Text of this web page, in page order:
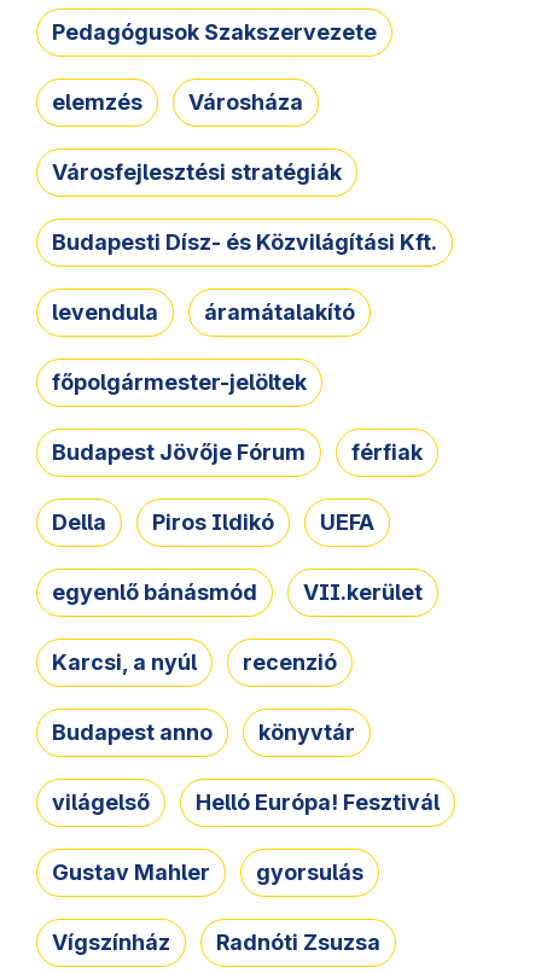
Pedagógusok Szakszervezete
elemzés Városháza
Városfejlesztési stratégiák
Budapesti Dísz- és Közvilágítási Kft.
levendula áramátalakító
főpolgármester-jelöltek
Budapest Jövője Fórum férfiak
Della Piros Ildikó UEFA
egyenlő bánásmód VII.kerület
Karcsi, a nyúl recenzió
Budapest anno könyvtár
világelső Helló Európa! Fesztivál
Gustav Mahler gyorsulás
Vígszínház Radnóti Zsuzsa